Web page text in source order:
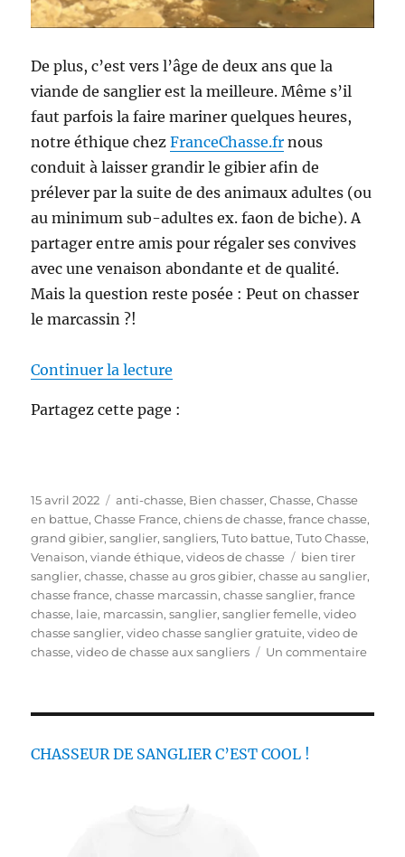
De plus, c’est vers l’âge de deux ans que la
viande de sanglier est la meilleure. Même s’il
faut parfois la faire mariner quelques heures,
notre éthique chezFranceChasse.fr nous
conduit à laisser grandir le gibier afin de
prélever par la suite de des animaux adultes (ou
au minimum sub-adultes ex. faon de biche). A
partager entre amis pour régaler ses convives
avec une venaison abondante et de qualité.
Mais la question reste posée : Peut on chasser
le marcassin ?!
Continuer la lecture
Partagez cette page :
P
u
b
l
i
é
l
e
15 avril 2022
C
a
t
é
g
o
r
i
e
anti-chasse, Bien chasser,Chasse,Chasse
en battue,Chasse France,chiens de chasse,france chasse,
grand gibier,sanglier,sangliers,Tuto battue,Tuto Chasse,
Venaison,viande éthique,videos de chasse
É
t
i
q
u
e
bien tirer
sanglier,chasse,chasse au gros gibier,chasse au sanglier,
chasse france,chasse marcassin,chasse sanglier,france
chasse, laie, marcassin,sanglier,sanglier femelle,video
chasse sanglier,video chasse sanglier gratuite,video de
chasse,video de chasse aux sangliers Un commentaires
CHASSEUR DE SANGLIER C’EST COOL !